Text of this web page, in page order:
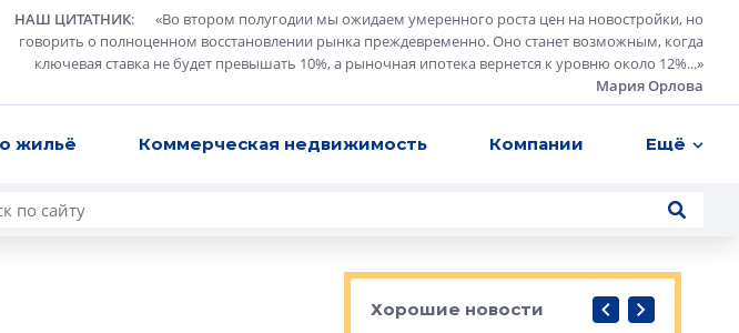
НАШ ЦИТАТНИК: «Во втором полугодии мы ожидаем умеренного роста цен на новостройки, но
говорить о полноценном восстановлении рынка преждевременно. Оно станет возможным, когда
ключевая ставка не будет превышать 10%, а рыночная ипотека вернется к уровню около 12%...»
Мария Орлова
жильё Коммерческая недвижимость Компании Ещё
Хорошие новости